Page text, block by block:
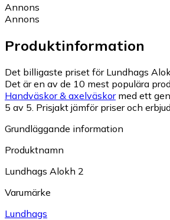
Annons
Annons
Produktinformation
Det billigaste priset för Lundhags
Det är en av de 10 mest populära
Handväskor & axelväskormed ett
5 av 5. Prisjakt jämför priser och
Grundläggande information
Produktnamn
Lundhags Alokh 2
Varumärke
Lundhags